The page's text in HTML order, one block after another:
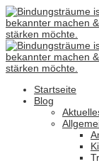
Startseite
Blog